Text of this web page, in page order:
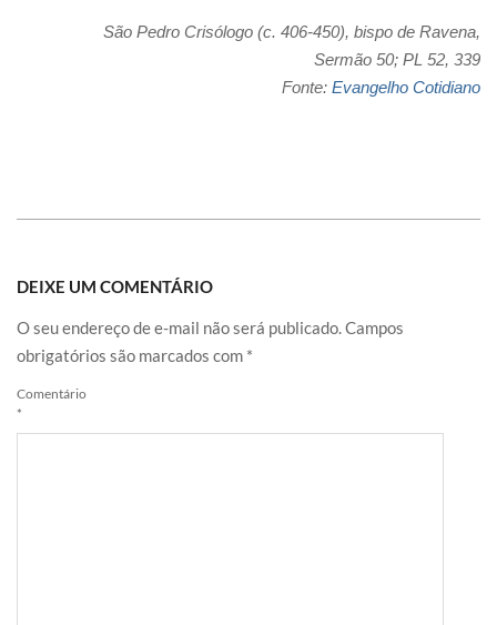
São Pedro Crisólogo (c. 406-450), bispo de Ravena,
Sermão 50; PL 52, 339
Fonte: Evangelho Cotidiano
DEIXE UM COMENTÁRIO
O seu endereço de e-mail não será publicado.Campos
obrigatórios são marcados com *
Comentário
*